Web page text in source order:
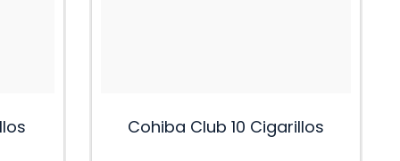
Cohiba Club 10 Cigarillos